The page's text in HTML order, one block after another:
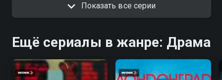
Показать все серии
Ещё сериалы в жанре: Драма